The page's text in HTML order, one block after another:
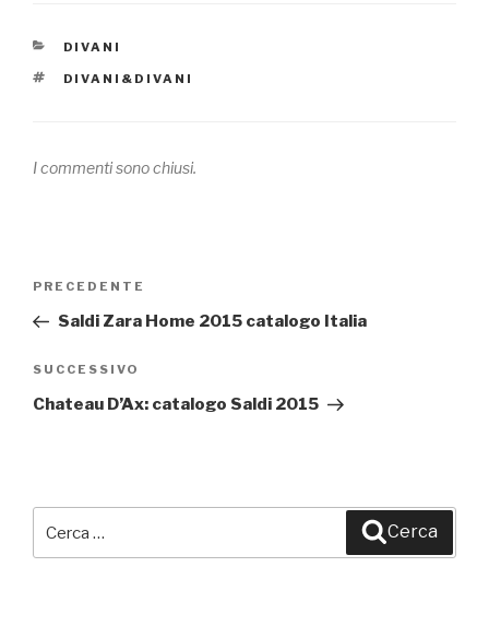
CATEGORIE
DIVANI
TAG
DIVANI&DIVANI
I commenti sono chiusi.
Navigazione
Articolo
precedente:
PRECEDENTE
Saldi Zara Home 2015 catalogo Italia
Articolo
successivo
SUCCESSIVO
Chateau D’Ax: catalogo Saldi 2015
Cerca